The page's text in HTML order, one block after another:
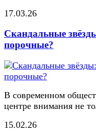
17.03.26
Скандальные
порочные?
В современном
центре внимания не
15.02.26